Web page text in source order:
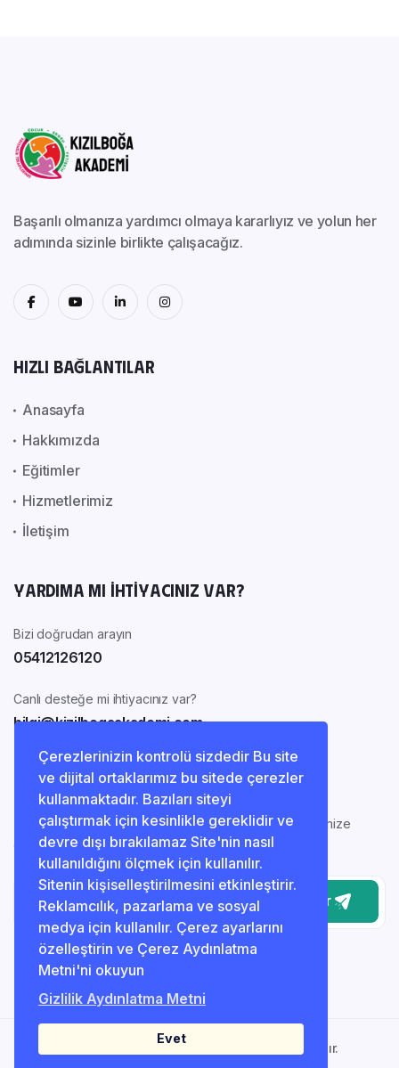
Çerezlerinizin kontrolü sizdedir Bu site
ve dijital ortaklarımız bu sitede çerezler
kullanmaktadır. Bazıları siteyi
çalıştırmak için kesinlikle gereklidir ve
devre dışı bırakılamaz Site'nin nasıl
kullanıldığını ölçmek için kullanılır.
Sitenin kişiselleştirilmesini etkinleştirir.
Reklamcılık, pazarlama ve sosyal
medya için kullanılır. Çerez ayarlarını
özelleştirin ve Çerez Aydınlatma
Metni'ni okuyun
Gizlilik Aydınlatma Metni
Evet
Başarılı olmanıza yardımcı olmaya kararlıyız ve yolun her
adımında sizinle birlikte çalışacağız.
Hızlı Bağlantılar
Anasayfa
Hakkımızda
Eğitimler
Hizmetlerimiz
İletişim
Yardıma mı ihtiyacınız var?
Bizi doğrudan arayın
05412126120
Canlı desteğe mi ihtiyacınız var?
bilgi@kizilbogaakademi.com
Bizimle iletişimde kalın
En son haberleri ve güncellemeleri almak için bültenimize
abone olun!
Gönder
© 2025 Kızılboğa Akademi. Her Hakkı Saklıdır.